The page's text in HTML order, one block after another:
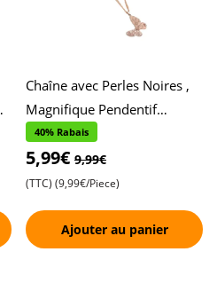
Chaîne avec Perles Noires ,
Magnifique Pendentif
Papillon , Incrusté de Pierres
Étincelantes , Parfa
40% Rabais
5,99€ 9,99€
(TTC) (9,99€/Piece)
Ajouter au panier